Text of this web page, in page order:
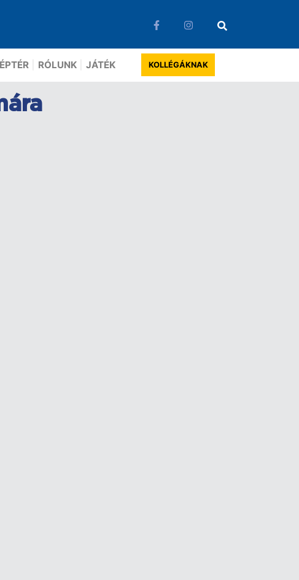
RÓLUNK JÁTÉK KOLLÉGÁKNAK